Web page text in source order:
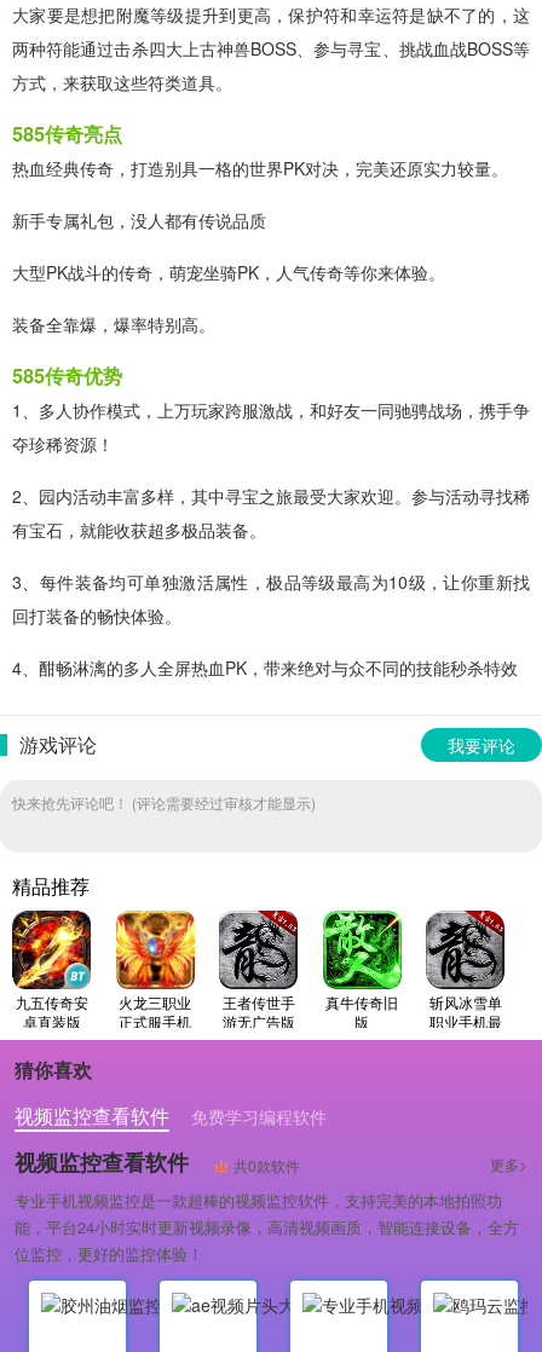
大家要是想把附魔等级提升到更高，保护符和幸运符是缺不了的，这
两种符能通过击杀四大上古神兽BOSS、参与寻宝、挑战血战BOSS等
方式，来获取这些符类道具。
585传奇亮点
热血经典传奇，打造别具一格的世界PK对决，完美还原实力较量。
新手专属礼包，没人都有传说品质
大型PK战斗的传奇，萌宠坐骑PK，人气传奇等你来体验。
装备全靠爆，爆率特别高。
585传奇优势
1、多人协作模式，上万玩家跨服激战，和好友一同驰骋战场，携手争
夺珍稀资源！
2、园内活动丰富多样，其中寻宝之旅最受大家欢迎。参与活动寻找稀
有宝石，就能收获超多极品装备。
3、每件装备均可单独激活属性，极品等级最高为10级，让你重新找
回打装备的畅快体验。
4、酣畅淋漓的多人全屏热血PK，带来绝对与众不同的技能秒杀特效
游戏评论 我要评论
快来抢先评论吧！ (评论需要经过审核才能显示)
精品推荐
九五传奇安
卓直装版
火龙三职业
正式服手机
版
王者传世手
游无广告版
真牛传奇旧
版
斩风冰雪单
职业手机最
新版
猜你喜欢
视频监控查看软件
免费学习编程软件
专业做婚礼策划的软件
视频监控查看软件 共0款软件 更多>
专业手机视频监控是一款超棒的视频监控软件，支持完美的本地拍照功
能，平台24小时实时更新视频录像，高清视频画质，智能连接设备，全方
位监控，更好的监控体验！